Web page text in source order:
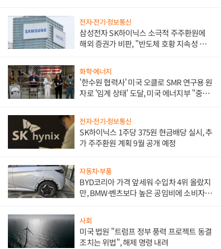
전자·전기·정보통신
삼성전자 SK하이닉스 소극적 주주환원에
해외 증권가 비판, "반도체 호황 지속성 의
화학·에너지
'한수원 협력사' 미국 오클로 SMR 연구용 원
자로 '임계 상태' 도달, 미국 에너지부 "중요
전자·전기·정보통신
SK하이닉스 1주당 375원 현금배당 실시, 추
가 주주환원 계획 9월 공개 예정
자동차·부품
BYD코리아 가격 앞세워 수입차 4위 올랐지
만, BMW·벤츠보다 높은 공임비에 소비자
사회
미국 법원 "트럼프 정부 풍력 프로젝트 동결
조치는 위법", 해제 명령 내려